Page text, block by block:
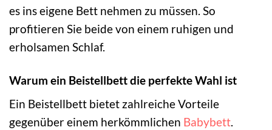
es ins eigene Bett nehmen zu müssen. So
profitieren Sie beide von einem ruhigen und
erholsamen Schlaf.
Warum ein Beistellbett die perfekte Wahl ist
Ein Beistellbett bietet zahlreiche Vorteile
gegenüber einem herkömmlichen Babybett.